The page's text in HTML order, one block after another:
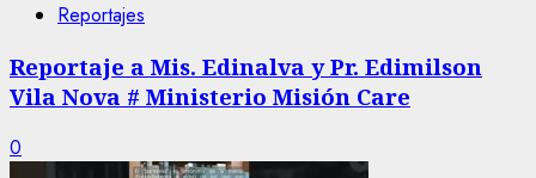
Reportajes
Reportaje a Mis. Edinalva y Pr. Edimilson
Vila Nova # Ministerio Misión Care
0